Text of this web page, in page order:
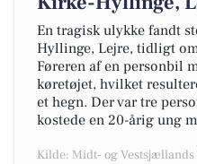
En tragisk ulykke fandt
Hyllinge, Lejre, tidligt
Føreren af en personbil
køretøjet, hvilket
et hegn. Der var tre
kostede en 20-årig ung
Kilde: Midt- og Vestsjællands